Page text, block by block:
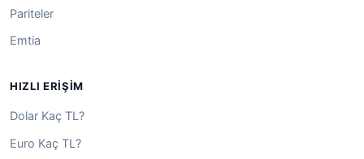
Pariteler
Emtia
HIZLI ERIŞIM
Dolar Kaç TL?
Euro Kaç TL?